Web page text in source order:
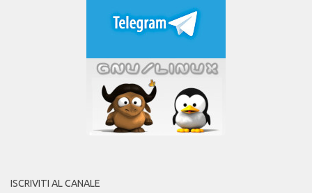
ISCRIVITI AL CANALE